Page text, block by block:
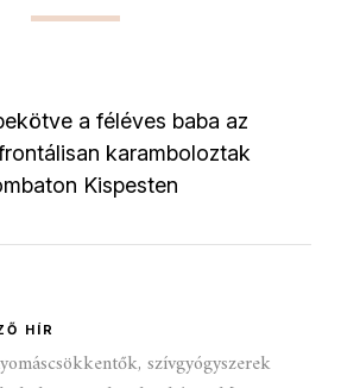
a féléves baba az
karamboloztak
Kispesten
HÍR
szívgyógyszerek